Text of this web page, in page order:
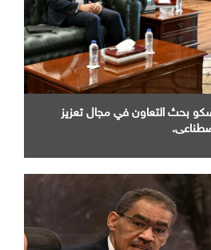
بحث التعاون في مجال تعزيز